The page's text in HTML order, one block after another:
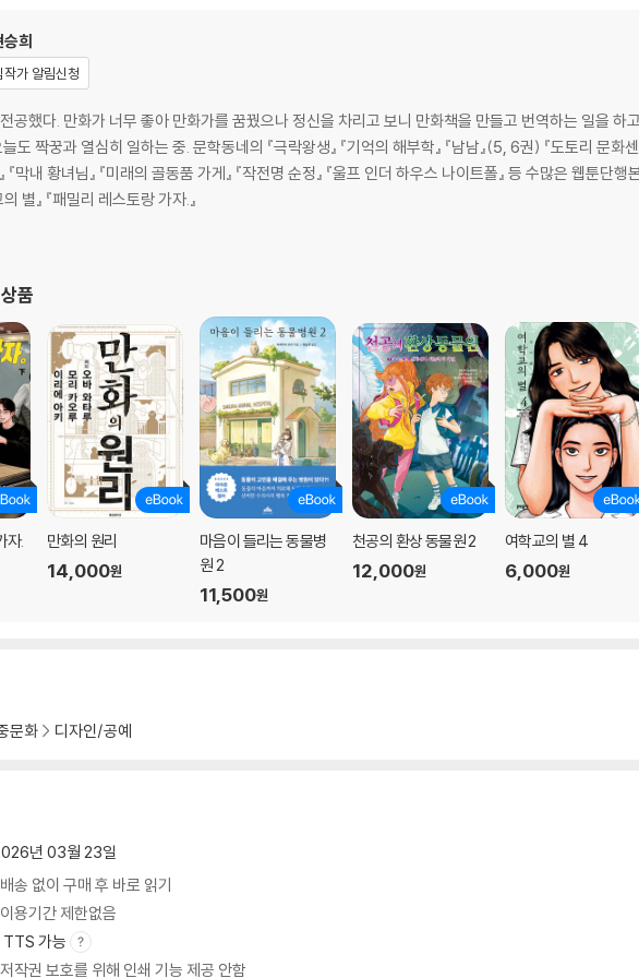
절법 56
리법 63
본 설정 68
성을 위해 77
127
146
156
크 161
너무 커요 161
법칙 163
169
승희
작가 알림신청
공했다. 만화가 너무 좋아 만화가를 꿈꿨으나 정신을 차리고 보니 만화책을 만들고 번역하는 일을 하
생』 『기억의 해부학』 『남남』(5, 6권) 『도토리 문화센터』 『효정의 발화점』 등을 비롯해 『걷지 않는 다
『막내 황녀님』 『미래의 골동품 가게』 『작전명 순정』 『울프 인더 하우스 나이트폴』 등 수많은 웹툰단행본의 본문을 편
별』 『패밀리 레스토랑 가자.』
품
자.
만화의 원리
14,000원
마음이 들리는 동물병
원 2
11,500원
천공의 환상 동물원 2
12,000원
여학교의 별 4
6,000원
문화 디자인/공예
년 03월 23일
배송 없이 구매 후 바로 읽기
이용기간 제한없음
TTS 가능
저작권 보호를 위해 인쇄 기능 제공 안함